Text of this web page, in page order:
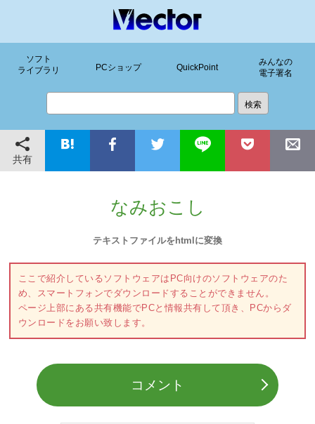
ソフト
ライブラリ
PCショップ QuickPoint
みんなの
電子署名
共有
なみおこし
テキストファイルをhtmlに変換
ここで紹介しているソフトウェアはPC向けのソフトウェアのた
め、スマートフォンでダウンロードすることができません。
ページ上部にある共有機能でPCと情報共有して頂き、PCからダ
ウンロードをお願い致します。
コメント